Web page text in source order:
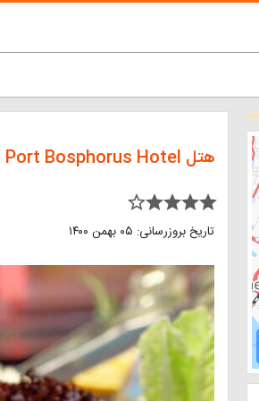
هتل Port Bosphorus Hotel
star_border star star star star
تاریخ بروزرسانی: ۰۵ بهمن ۱۴۰۰